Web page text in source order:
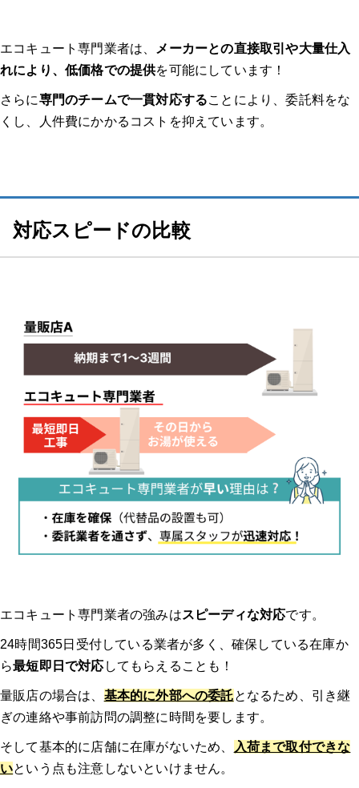
ダイキン（DAIKIN）
日立
た！
2.ヒアリング・日程調整
3.現地調査
4.見積もり・契約
5.交換・修理
エコキュート交換のよくある質問
Q1: エコキュートの交換にかかる費用はどれくらいですか？
Q3: エコキュートの交換時に注意すべきポイントは何ですか？
エコキュート専門業者は、
メーカーとの直接取引や大量仕入
れにより、低価格での提供を可能にしています！
さらに専門のチームで一貫対応することにより、委託料をな
くし、人件費にかかるコストを抑えています。
対応スピードの比較
エコキュート専門業者の強みはスピーディな対応です。
24時間365日受付している業者が多く、確保している在庫か
ら最短即日で対応 してもらえることも！
量販店の場合は、 基本的に外部への委託となるため、引き継
ぎの連絡や事前訪問の調整に時間を要します。
そして基本的に店舗に在庫がないため、
入荷まで取付できな
いという点も注意しないといけません。